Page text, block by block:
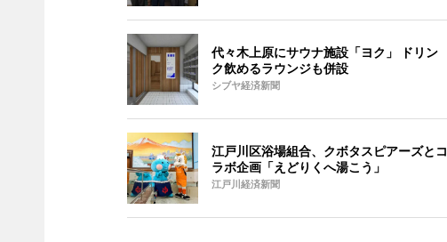
代々木上原にサウナ施設「ヨク」 ドリン
ク飲めるラウンジも併設
シブヤ経済新聞
江戸川区浴場組合、クボタスピアーズとコ
ラボ企画「えどりくへ湯こう」
江戸川経済新聞